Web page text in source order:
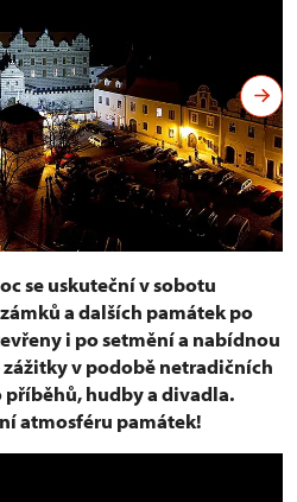
se uskuteční v sobotu
a dalších památek po
i po setmění a nabídnou
v podobě netradičních
hudby a divadla.
atmosféru památek!